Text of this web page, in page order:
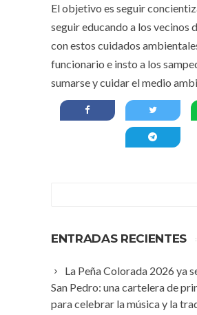
El objetivo es seguir
seguir educando a los vecinos
con estos cuidados
funcionario e insto a los
sumarse y cuidar el medio
ENTRADAS RECIENTES
La Peña Colorada 2026 ya
San Pedro: una cartelera de
para celebrar la música y la